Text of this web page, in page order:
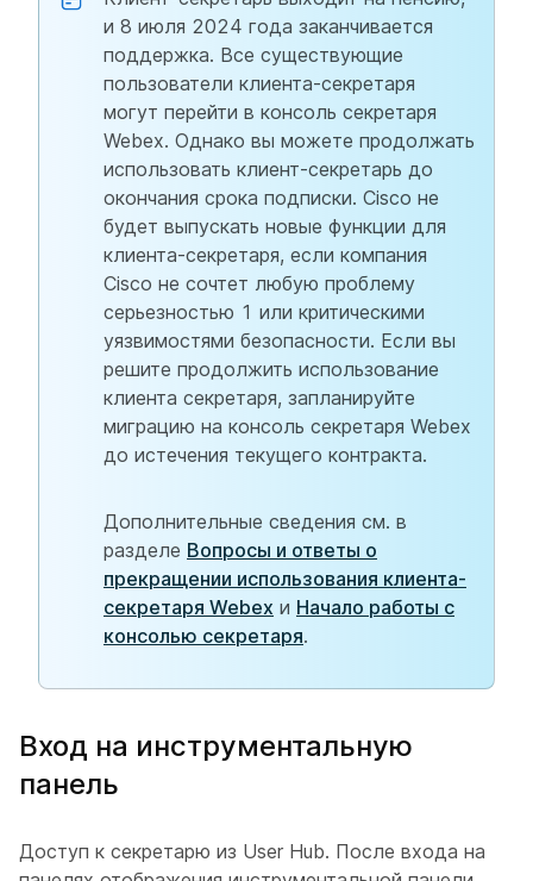
и 8 июля 2024 года заканчивается
поддержка. Все существующие
пользователи клиента-секретаря
могут перейти в консоль секретаря
Webex. Однако вы можете продолжать
использовать клиент-секретарь до
окончания срока подписки. Cisco не
будет выпускать новые функции для
клиента-секретаря, если компания
Cisco не сочтет любую проблему
серьезностью 1 или критическими
уязвимостями безопасности. Если вы
решите продолжить использование
клиента секретаря, запланируйте
миграцию на консоль секретаря Webex
до истечения текущего контракта.
Дополнительные сведения см. в
разделе Вопросы и ответы о
прекращении использования клиента-
секретаря Webex и Начало работы с
консолью секретаря.
Вход на инструментальную
панель
Доступ к секретарю из User Hub. После входа на